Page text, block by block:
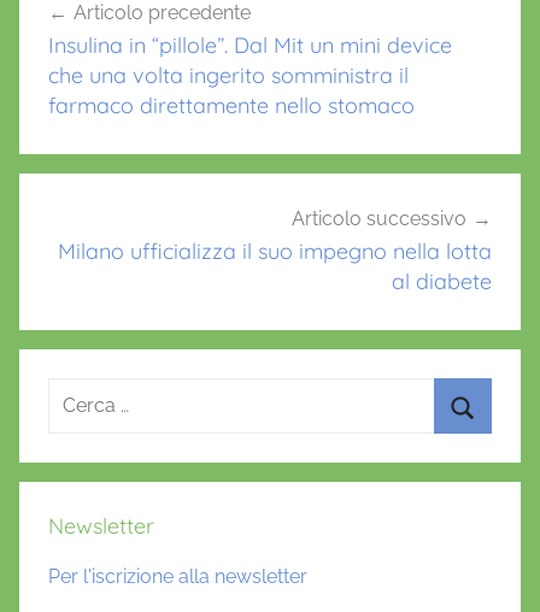
o
k
p
c
t
c
articoli
Articolo precedente
Insulina in “pillole”. Dal Mit un mini device
che una volta ingerito somministra il
farmaco direttamente nello stomaco
Articolo successivo
Milano ufficializza il suo impegno nella lotta
al diabete
Ricerca
Newsletter
Per l'iscrizione alla newsletter